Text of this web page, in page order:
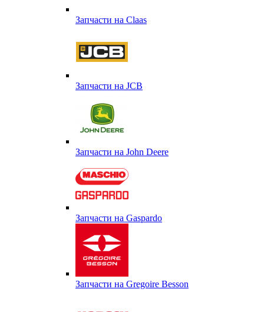
Запчасти на Сlaas
Запчасти на JCB
Запчасти на John Deere
Запчасти на Gaspardo
Запчасти на Gregoire Besson